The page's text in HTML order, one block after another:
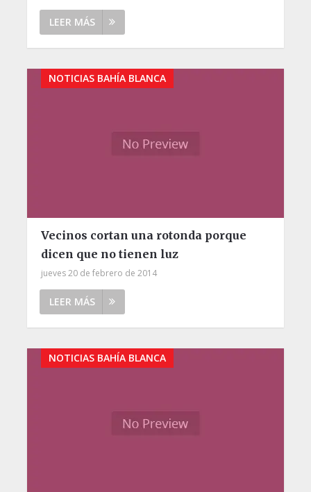
LEER MÁS
NOTICIAS BAHÍA BLANCA
Vecinos cortan una rotonda porque
dicen que no tienen luz
jueves 20 de febrero de 2014
LEER MÁS
NOTICIAS BAHÍA BLANCA